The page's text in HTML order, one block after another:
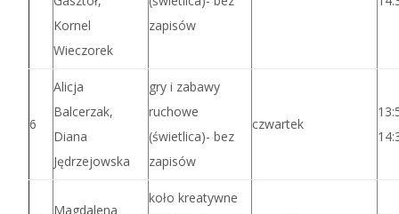
Kornel
Wieczorek
zapisów
6
Alicja
Balcerzak,
Diana
Jędrzejowska
gry i zabawy
ruchowe
(świetlica)- bez
zapisów
czwartek
Magdalena
koło kreatywne